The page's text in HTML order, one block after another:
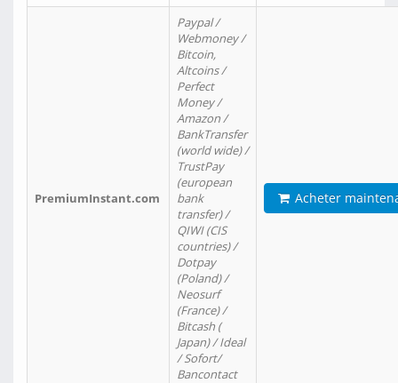
PremiumInstant.com
Paypal /
Webmoney /
Bitcoin,
Altcoins /
Perfect
Money /
Amazon /
BankTransfer
(world wide) /
TrustPay
(european
bank
transfer) /
QIWI (CIS
countries) /
Dotpay
(Poland) /
Neosurf
(France) /
Bitcash (
Japan) / Ideal
/ Sofort/
Bancontact
Acheter